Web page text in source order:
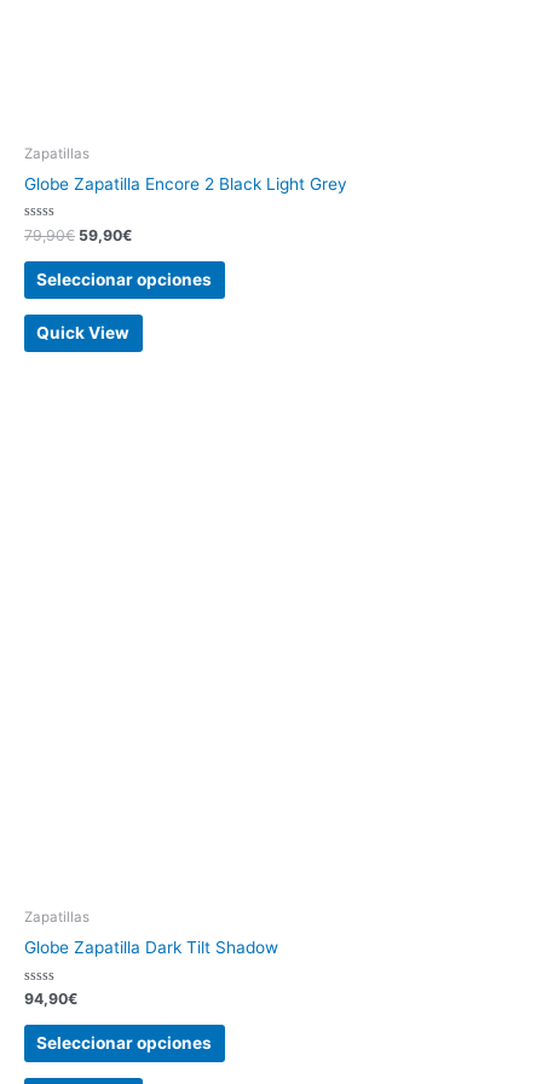
Zapatillas
Globe Zapatilla Encore 2 Black Light Grey
Valorado
con
0
de
79,90€ 59,90€
Seleccionar opciones
Quick View
Zapatillas
Globe Zapatilla Dark Tilt Shadow
Valorado
con
0
de
94,90€
Seleccionar opciones